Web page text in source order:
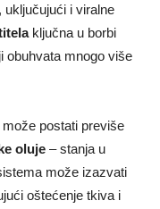
uključujući i viralne
ključna u borbi
obuhvata mnogo više
postati previše
oluje – stanja u
može izazvati
oštećenje tkiva i